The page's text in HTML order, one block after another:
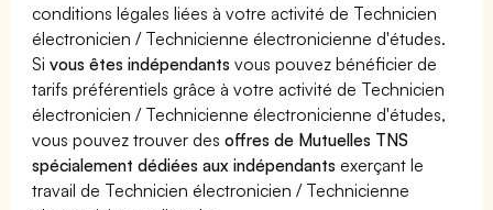
conditions légales liées à votre activité de Technicien
électronicien / Technicienne électronicienne d'études.
Sivous êtes indépendants vous pouvez bénéficier de
tarifs préférentiels grâce à votre activité de Technicien
électronicien / Technicienne électronicienne d'études,
vous pouvez trouver desoffres de Mutuelles TNS
spécialement dédiées aux indépendants exerçant le
travail de Technicien électronicien / Technicienne